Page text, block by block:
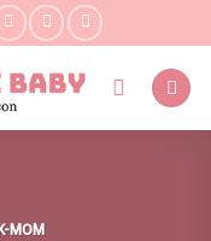
K-MOM